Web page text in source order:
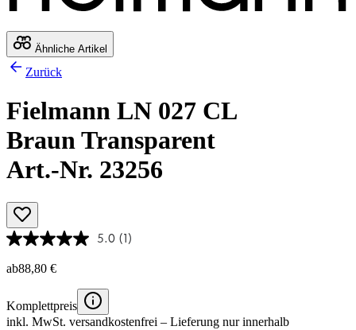
Ähnliche Artikel
Zurück
Fielmann LN 027 CL
Braun Transparent
Art.-Nr. 23256
5.0 (1)
ab88,80 €
Komplettpreis
inkl. MwSt. versandkostenfrei – Lieferung nur innerhalb